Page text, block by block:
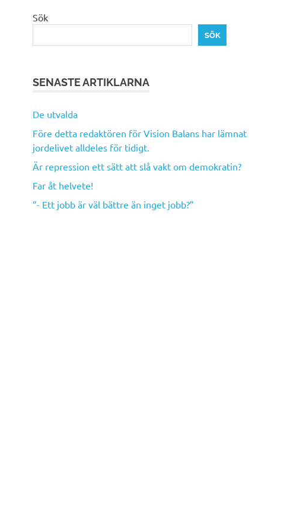
Sök
SÖK
SENASTE ARTIKLARNA
De utvalda
Före detta redaktören för Vision Balans har lämnat
jordelivet alldeles för tidigt.
Är repression ett sätt att slå vakt om demokratin?
Far åt helvete!
”- Ett jobb är väl bättre än inget jobb?”